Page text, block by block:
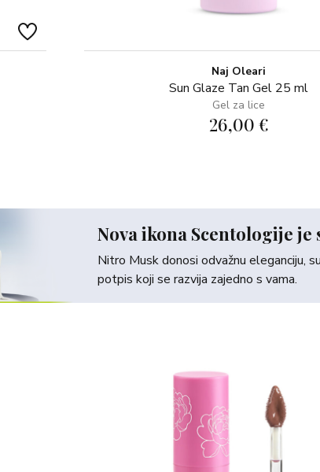
Naj Oleari
Sun Glaze Tan Gel 25 ml
Gel za lice
26,00 €
Nova ikona Scentologije je
Nitro Musk donosi odvažnu eleganciju,
potpis koji se razvija zajedno s vama.